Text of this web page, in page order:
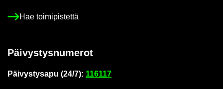
Hae toi­mi­pis­tet­tä
Päi­vys­tys­nu­me­rot
Päi­vys­tys­a­pu (24/7): 116117